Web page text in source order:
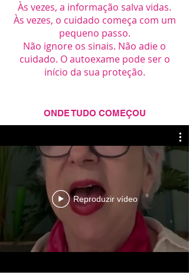
Às vezes, a informação salva vidas.
Às vezes, o cuidado começa com um
pequeno passo.
Não ignore os sinais. Não adie o
cuidado. O autoexame pode ser o
início da sua proteção.
ONDE TUDO COMEÇOU
Reproduzir vídeo